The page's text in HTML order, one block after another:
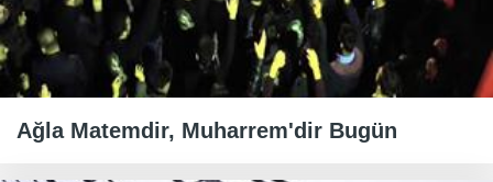
Ağla Matemdir, Muharrem'dir Bugün